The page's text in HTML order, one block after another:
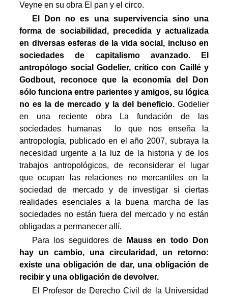
Veyne en su obra El pan y el circo.
El Don no es una supervivencia sino una
forma de sociabilidad, precedida y actualizada
en diversas esferas de la vida social, incluso en
sociedades de capitalismo avanzado.
El
antropólogo social Godelier, crítico con Caillé y
Godbout, reconoce que la economía del Don
sólo funciona entre parientes y amigos, su lógica
no es la de mercado y la del beneficio. Godelier
en una reciente obra La fundación de las
sociedades humanas  lo que nos enseña la
antropología, publicado en el año 2007, subraya la
necesidad urgente a la luz de la historia y de los
trabajos antropológicos, de reconsiderar el lugar
que ocupan las relaciones no mercantiles en la
sociedad de mercado y de investigar si ciertas
realidades esenciales a la buena marcha de las
sociedades no están fuera del mercado y no están
obligadas a permanecer allí.
Para los seguidores de
Mauss en todo Don
hay un cambio, una circularidad , un retorno:
existe una obligación de dar, una obligación de
recibir y una obligación de devolver.
El Profesor de Derecho Civil de la Universidad